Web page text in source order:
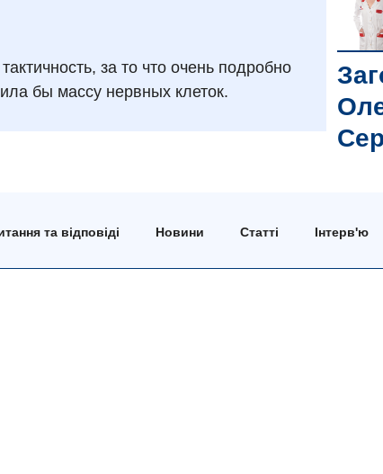
за то что очень подробно
бы массу нервных клеток.
та відповіді Новини Статті Інтерв'ю